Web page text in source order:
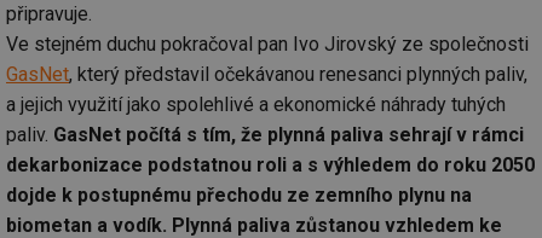
připravuje.
Ve stejném duchu pokračoval pan Ivo Jirovský ze společnosti
GasNet, který představil očekávanou renesanci plynných paliv,
a jejich využití jako spolehlivé a ekonomické náhrady tuhých
paliv. GasNet počítá s tím, že plynná paliva sehrají v rámci
dekarbonizace podstatnou roli a s výhledem do roku 2050
dojde k postupnému přechodu ze zemního plynu na
biometan a vodík. Plynná paliva zůstanou vzhledem ke